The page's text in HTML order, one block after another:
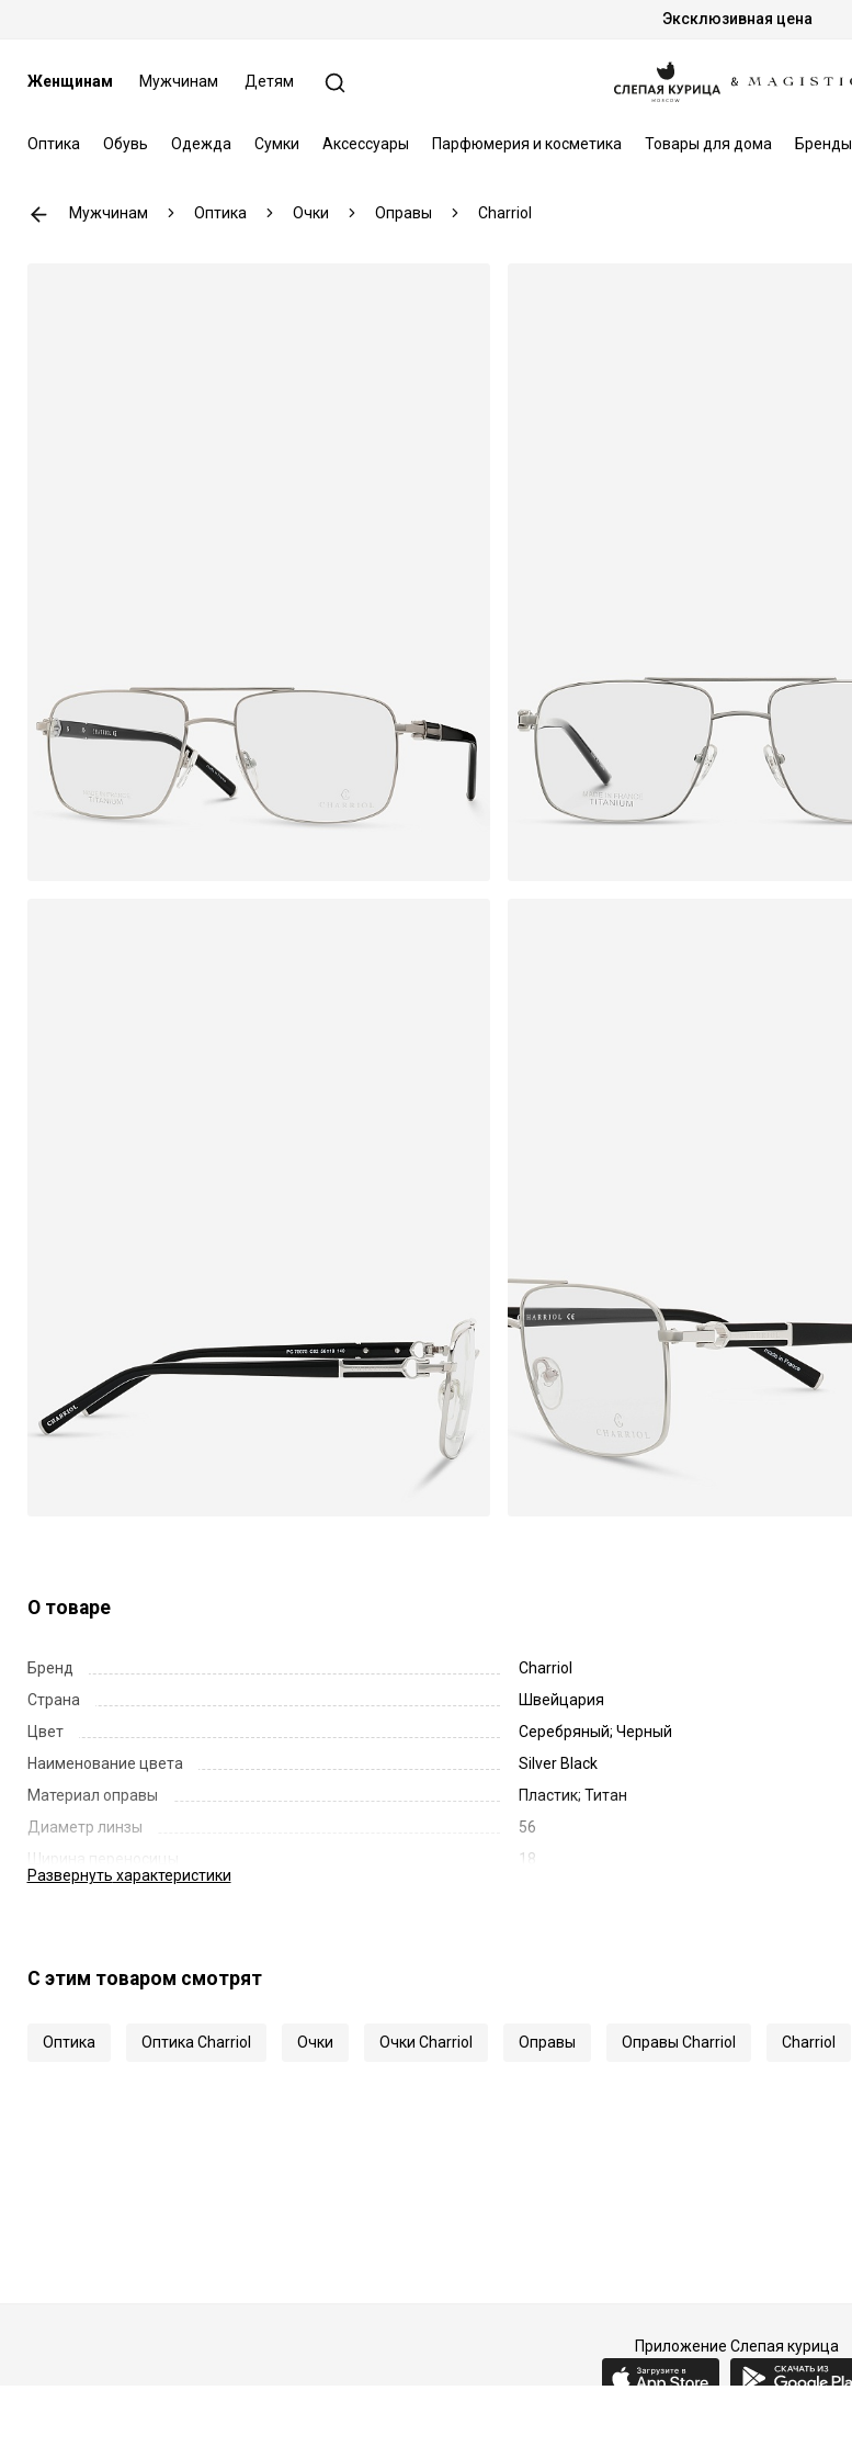
Эксклюзивная цена
Женщинам Мужчинам Детям
Оптика Обувь Одежда Сумки Аксессуары Парфюмерия и косметика Товары для дома Бренды
Мужчинам Оптика Очки Оправы Charriol
О товаре
Бренд
Charriol
Страна
Швейцария
Цвет
Серебряный; Черный
Наименование цвета
Silver Black
Материал оправы
Пластик; Титан
Диаметр линзы
56
Ширина переносицы
18
Развернуть характеристики
С этим товаром смотрят
Оптика Оптика Charriol Очки Очки Charriol Оправы Оправы Charriol Charriol
Приложение Слепая курица